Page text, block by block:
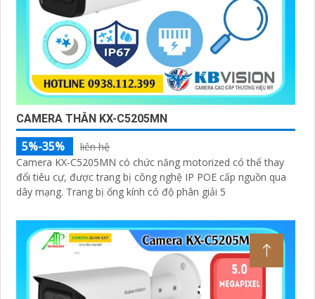
CAMERA THÂN KX-C5205MN
5%-35%
liên hệ
Camera KX-C5205MN có chức năng motorized có thể thay
đổi tiêu cự, được trang bị công nghệ IP POE cấp nguồn qua
dây mạng. Trang bị ống kính có độ phân giải 5